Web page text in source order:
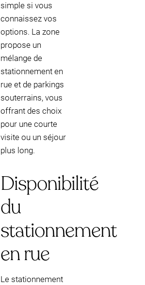
simple si vous
connaissez vos
options. La zone
propose un
mélange de
stationnement en
rue et de parkings
souterrains, vous
offrant des choix
pour une courte
visite ou un séjour
plus long.
Disponibilité
du
stationnement
en rue
Le stationnement